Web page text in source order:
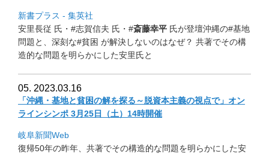
新書プラス - 集英社
安里長従 氏・#志賀信夫 氏・#斎藤幸平 氏が登壇沖縄の#基地
問題と、深刻な#貧困 が解決しないのはなぜ？ 共著でその構
造的な問題を明らかにした安里氏と
05. 2023.03.16
「沖縄・基地と貧困の解を探る～脱資本主義の視点で」 オン
ラインシンポ 3月25日（土）14時開催
岐阜新聞Web
復帰50年の昨年、 共著でその構造的な問題を明らかにした安